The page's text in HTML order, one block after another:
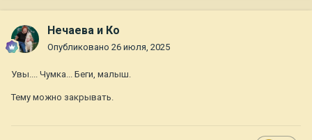
Нечаева и Ко
Опубликовано 26 июля, 2025
Увы.... Чумка... Беги, малыш.
Тему можно закрывать.